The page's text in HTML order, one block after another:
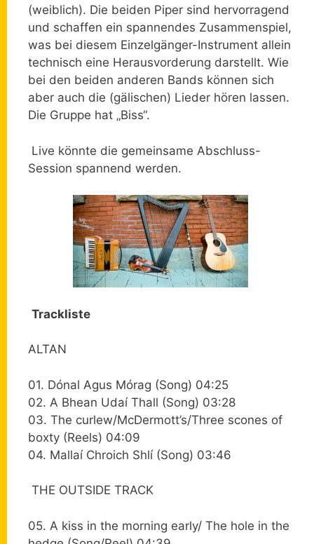
(weiblich). Die beiden Piper sind hervorragend
und schaffen ein spannendes Zusammenspiel,
was bei diesem Einzelgänger-Instrument allein
technisch eine Herausvorderung darstellt. Wie
bei den beiden anderen Bands können sich
aber auch die (gälischen) Lieder hören lassen.
Die Gruppe hat „Biss“.
Live könnte die gemeinsame Abschluss-
Session spannend werden.
Trackliste
ALTAN
01. Dónal Agus Mórag (Song) 04:25
02. A Bhean Udaí Thall (Song) 03:28
03. The curlew/McDermott’s/Three scones of
boxty (Reels) 04:09
04. Mallaí Chroich Shlí (Song) 03:46
THE OUTSIDE TRACK
05. A kiss in the morning early/ The hole in the